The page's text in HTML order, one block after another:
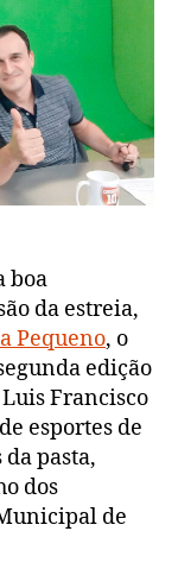
Luis
Faustini,
o
Garrincha,
secretário
de
esportes
de
boa
da estreia,
Pequeno, o
edição
Francisco
esportes de
pasta,
dos
de